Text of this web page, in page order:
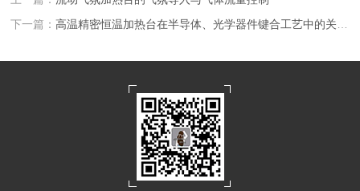
下一篇：高温精密恒温加热台在半导体、光学器件键合工艺中的关键作用